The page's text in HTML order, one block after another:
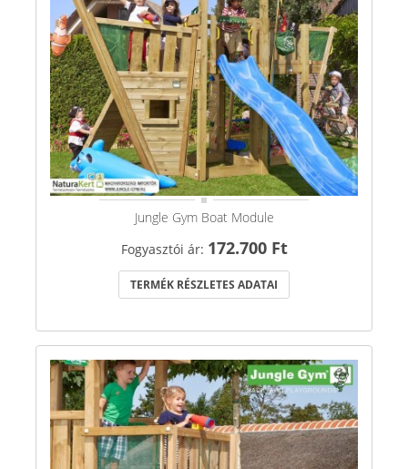
Jungle Gym Boat Module
Fogyasztói ár: 172.700 Ft
TERMÉK RÉSZLETES ADATAI